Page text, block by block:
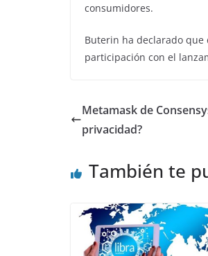
consumidores.
Buterin ha declarado
participación con el
Metamask de
privacidad?
También te